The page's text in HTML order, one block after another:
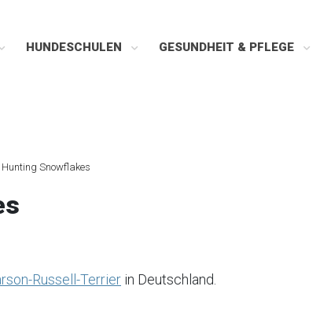
HUNDESCHULEN GESUNDHEIT & PFLEGE
Hunting Snowflakes
Russell-Terrier in Deutschland.